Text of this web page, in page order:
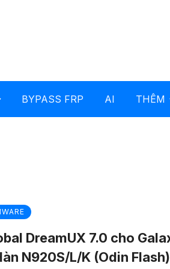
BYPASS FRP AI THÊM
DreamUX 7.0 cho
N920S/L/K (Odin Flash)